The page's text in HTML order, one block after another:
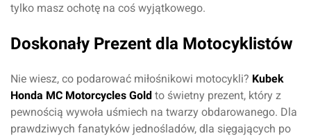
tylko masz ochotę na coś wyjątkowego.
Doskonały Prezent dla Motocyklistów
Nie wiesz, co podarować miłośnikowi motocykli? Kubek
Honda MC Motorcycles Gold to świetny prezent, który z
pewnością wywoła uśmiech na twarzy obdarowanego. Dla
prawdziwych fanatyków jednośladów, dla sięgających po